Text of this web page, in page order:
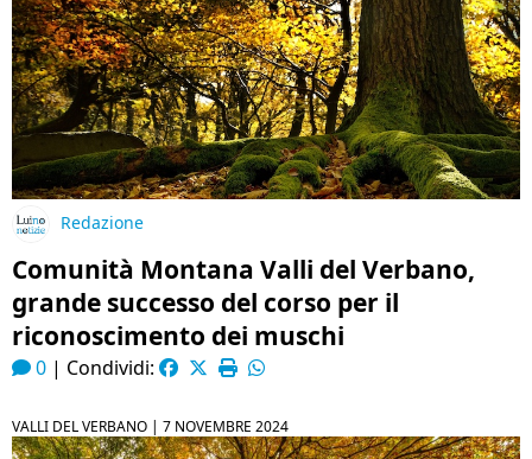
Redazione
Comunità Montana Valli del Verbano,
grande successo del corso per il
riconoscimento dei muschi
0 | Condividi:
VALLI DEL VERBANO | 7 NOVEMBRE 2024